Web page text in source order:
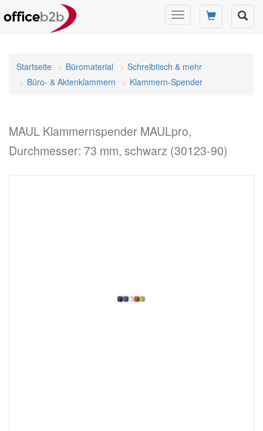
Navigation
umschalten
Startseite Büromaterial
Schreibtisch & mehr
Büro- & Aktenklammern
Klammern-Spender
MAUL Klammernspender MAULpro,
Durchmesser: 73 mm, schwarz (30123-90)